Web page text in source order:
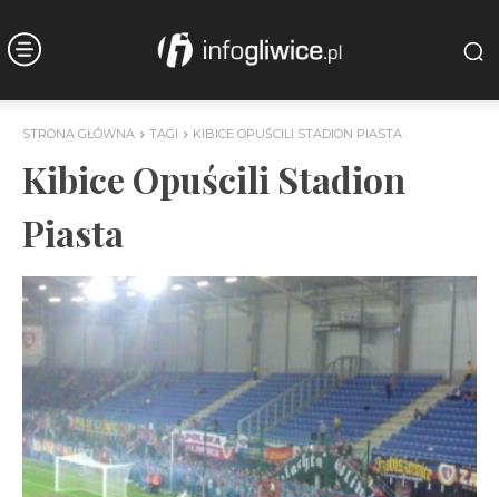
STRONA GŁÓWNA TAGI KIBICE OPUŚCILI STADION PIASTA
Kibice Opuścili Stadion
Piasta